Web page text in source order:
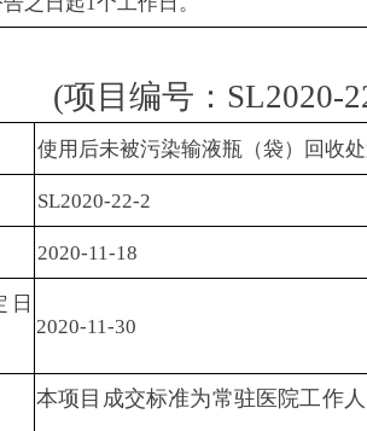
(项目编号：SL2020-
使用后未被污染输液瓶（袋）回收
SL2020-22-2
2020-11-18
日
2020-11-30
本项目成交标准为常驻医院工作